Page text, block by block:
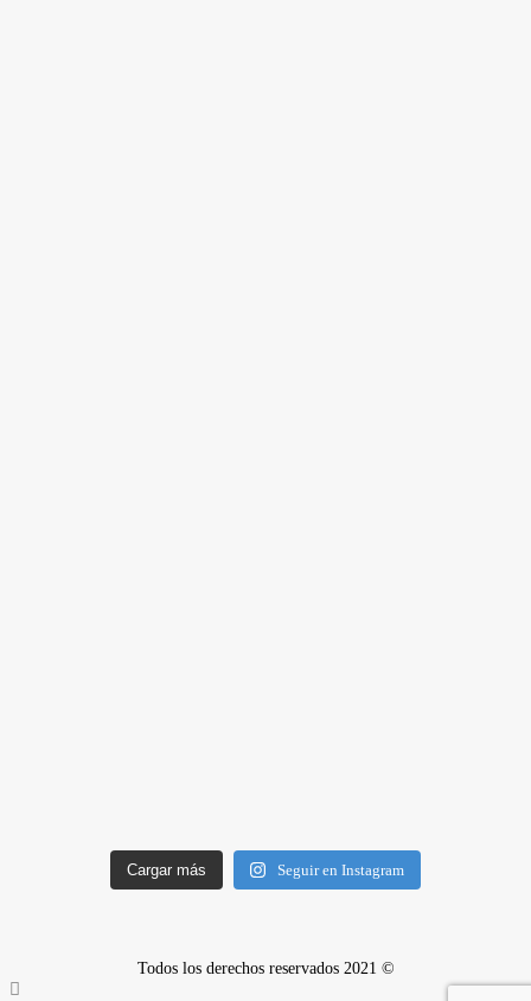
Cargar más Seguir en Instagram
Todos los derechos reservados 2021 ©